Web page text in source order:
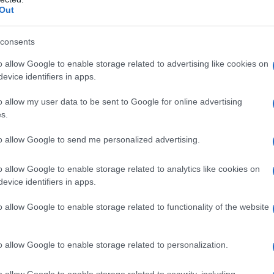
allow Google to enable storage related to advertising like cookies on
identifiers in apps.
allow my user data to be sent to Google for online advertising
allow Google to send me personalized advertising.
allow Google to enable storage related to analytics like cookies on
identifiers in apps.
allow Google to enable storage related to functionality of the website
allow Google to enable storage related to personalization.
Sardinian Experiences and Tours” –
– Tanaunella
– Pineta “Sa Playa” (Spiaggia Lu
ore 14:00 alle ore 16:00
Tennis Budoni” – Campetto
Sole (incrocio Via Cristoforo Colombo) –